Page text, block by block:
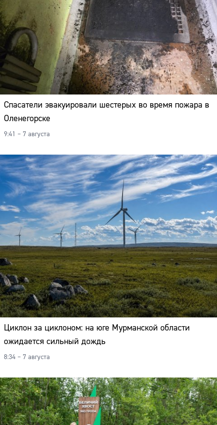
Спасатели эвакуировали шестерых во время пожара в
Оленегорске
9:41 – 7 августа
Циклон за циклоном: на юге Мурманской области
ожидается сильный дождь
8:34 – 7 августа